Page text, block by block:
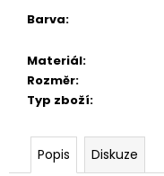
Barva:
Materiál:
Rozměr:
Typ zboží:
Popis Diskuze